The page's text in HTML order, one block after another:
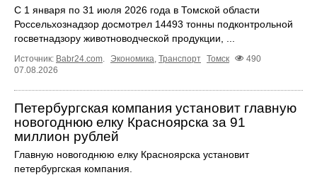
С 1 января по 31 июля 2026 года в Томской области
Россельхознадзор досмотрел 14493 тонны подконтрольной
госветнадзору животноводческой продукции, ...
Источник: Babr24.com Экономика Транспорт Томск
490
07.08.2026
Петербургская компания установит главную
новогоднюю елку Красноярска за 91
миллион рублей
Главную новогоднюю елку Красноярска установит
петербургская компания.